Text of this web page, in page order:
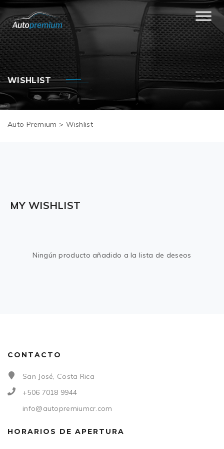
WISHLIST
Auto Premium > Wishlist
MY WISHLIST
Ningún producto añadido a la lista de deseos
CONTACTO
San José, Costa Rica
+506 7018 9944
info@autopremiumcr.com
HORARIOS DE APERTURA